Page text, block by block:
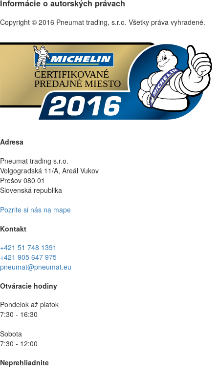
Informácie o autorských právach
Copyright © 2016 Pneumat trading, s.r.o. Všetky práva vyhradené.
Adresa
Pneumat trading s.r.o.
Volgogradská 11/A, Areál Vukov
Prešov 080 01
Slovenská republika
Pozrite si nás na mape
Kontakt
+421 51 748 1391
+421 905 647 975
pneumat@pneumat.eu
Otváracie hodiny
Pondelok až piatok
7:30 - 16:30
Sobota
7:30 - 12:00
Neprehliadnite